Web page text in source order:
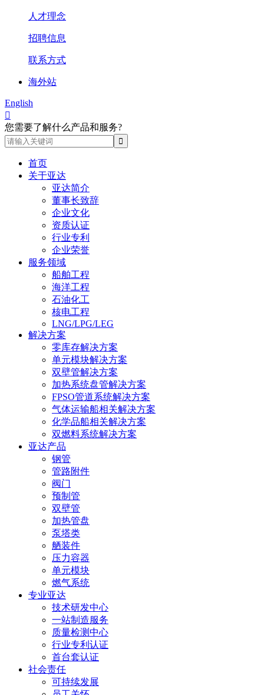
人才理念
招聘信息
联系方式
海外站
English

您需要了解什么产品和服务?
首页
关于亚达
亚达简介
董事长致辞
企业文化
资质认证
行业专利
企业荣誉
服务领域
船舶工程
海洋工程
石油化工
核电工程
LNG/LPG/LEG
解决方案
零库存解决方案
单元模块解决方案
双壁管解决方案
加热系统盘管解决方案
FPSO管道系统解决方案
气体运输船相关解决方案
化学品船相关解决方案
双燃料系统解决方案
亚达产品
钢管
管路附件
阀门
预制管
双壁管
加热管盘
泵塔类
舾装件
压力容器
单元模块
燃气系统
专业亚达
技术研发中心
一站制造服务
质量检测中心
行业专利认证
首台套认证
社会责任
可持续发展